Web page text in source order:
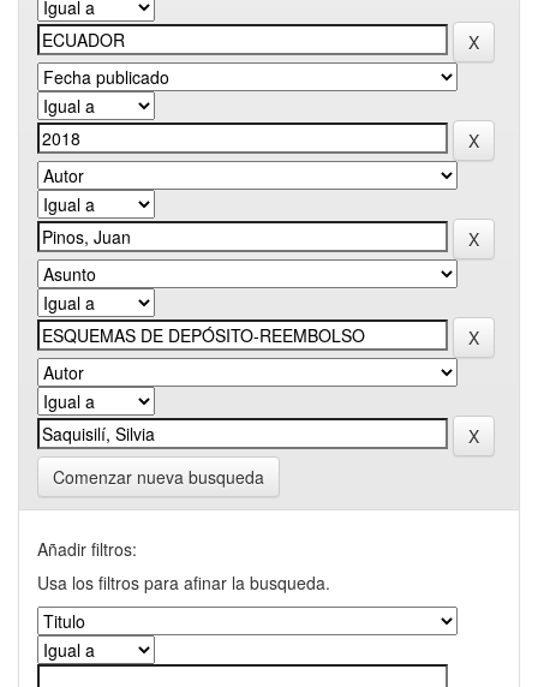
Comenzar nueva busqueda
Añadir filtros:
Usa los filtros para afinar la busqueda.